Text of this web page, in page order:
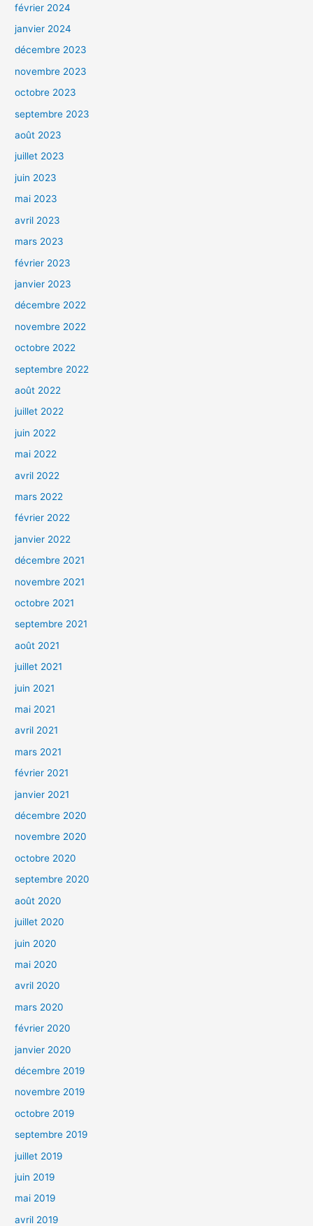
février 2024
janvier 2024
décembre 2023
novembre 2023
octobre 2023
septembre 2023
août 2023
juillet 2023
juin 2023
mai 2023
avril 2023
mars 2023
février 2023
janvier 2023
décembre 2022
novembre 2022
octobre 2022
septembre 2022
août 2022
juillet 2022
juin 2022
mai 2022
avril 2022
mars 2022
février 2022
janvier 2022
décembre 2021
novembre 2021
octobre 2021
septembre 2021
août 2021
juillet 2021
juin 2021
mai 2021
avril 2021
mars 2021
février 2021
janvier 2021
décembre 2020
novembre 2020
octobre 2020
septembre 2020
août 2020
juillet 2020
juin 2020
mai 2020
avril 2020
mars 2020
février 2020
janvier 2020
décembre 2019
novembre 2019
octobre 2019
septembre 2019
juillet 2019
juin 2019
mai 2019
avril 2019